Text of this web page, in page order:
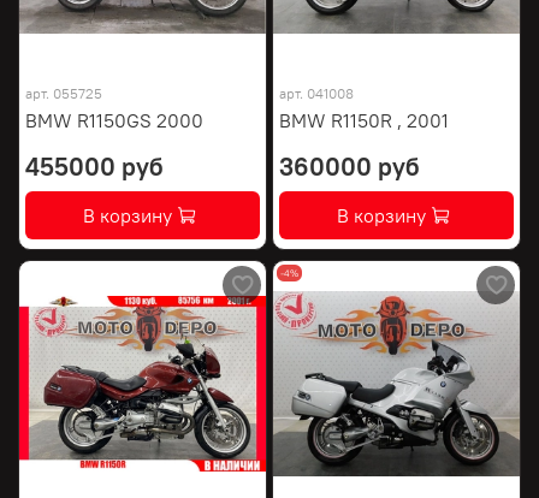
арт. 055725
BMW R1150GS 2000
455000 руб
В корзину
арт. 041008
BMW R1150R , 2001
360000 руб
В корзину
-4%